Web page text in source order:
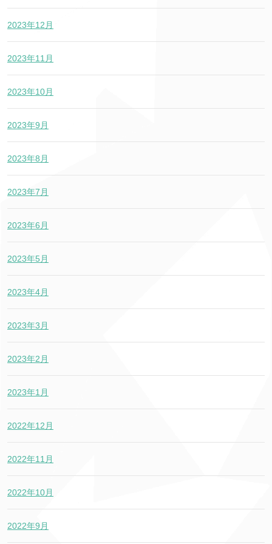
2023年12月
2023年11月
2023年10月
2023年9月
2023年8月
2023年7月
2023年6月
2023年5月
2023年4月
2023年3月
2023年2月
2023年1月
2022年12月
2022年11月
2022年10月
2022年9月